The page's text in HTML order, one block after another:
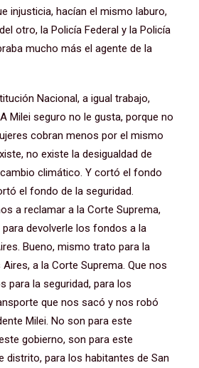
injusticia, hacían el mismo laburo,
otro, la Policía Federal y la Policía
mucho más el agente de la
Nacional, a igual trabajo,
Milei seguro no le gusta, porque no
cobran menos por el mismo
no existe la desigualdad de
climático. Y cortó el fondo
el fondo de la seguridad.
a reclamar a la Corte Suprema,
devolverle los fondos a la
Bueno, mismo trato para la
a la Corte Suprema. Que nos
para la seguridad, para los
que nos sacó y nos robó
Milei. No son para este
gobierno, son para este
distrito, para los habitantes de San